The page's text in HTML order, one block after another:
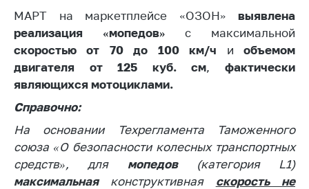
универсальная
товарная биржа
Общественная
жизнь
Идеологическая
работа
Официальные
геральдические
символы
5 лет МАРТ
МАРТ на маркетплейсе «ОЗОН» выявлена
реализация «мопедов» с максимальной
скоростью от 70 до 100 км/ч иобъемом
двигателя от 125 куб. см,фактически
являющихся мотоциклами.
Справочно:
На основании Техрегламента Таможенного
союза «О безопасности колесных транспортных
средств», для мопедов
(категория L1)
максимальнаяконструктивная скорость не